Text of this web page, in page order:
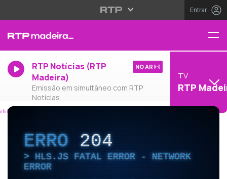
Entrar
RTP Notícias (RTP
Madeira)
Emissão em simultâneo com RTP
Notícias
NO AR
TV
RTP
ERRO204
HLS.JS FATAL ERROR - NETWORK
ERROR